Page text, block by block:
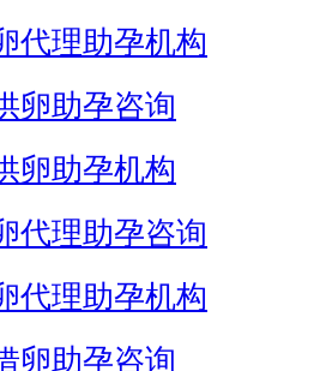
代理助孕机构
卵助孕咨询
卵助孕机构
代理助孕咨询
代理助孕机构
卵助孕咨询